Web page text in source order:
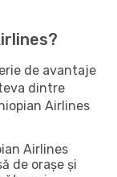
de avantaje
dintre
Airlines
Airlines
de orașe și